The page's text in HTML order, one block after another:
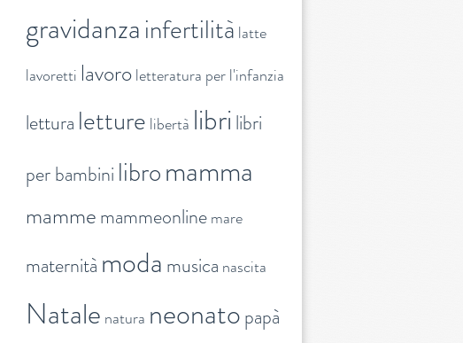
gravidanzainfertilità latte
lavoretti lavoroletteratura per l'infanzia
lettura letture libertà libri libri
per bambini libromamma
mammemammeonlinemare
maternità moda musica nascita
Natale natura neonatopapà